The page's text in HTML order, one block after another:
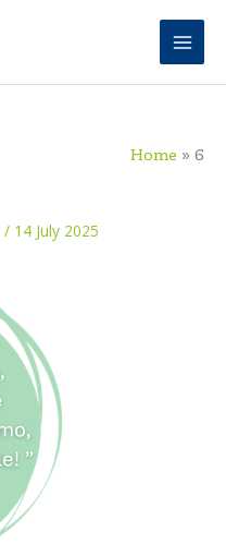
Home 6
/ 14 July 2025